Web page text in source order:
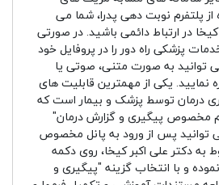
از پلتفرم نوبت دهی پدرا، شما می
کیخا در ارتباط دائمی باشید. در صورتی
پزشکی راه دور را در پروفایل خود
توانید به صورت متنی، صوتی یا
نمایید. یکی از مهمترین قابلیت های
درمان توسط پزشک و بیمار است که
مخصوص پیگیری و گزارش درمان"
پس از ورود به پانل مخصوص
به دکتر علی اکبر کیخا، روی دکمه
و با انتخاب گزینه "پیگیری و